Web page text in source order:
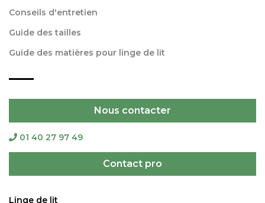
Conseils d'entretien
Guide des tailles
Guide des matières pour linge de lit
Nous contacter
01 40 27 97 49
Contact pro
Linge de lit